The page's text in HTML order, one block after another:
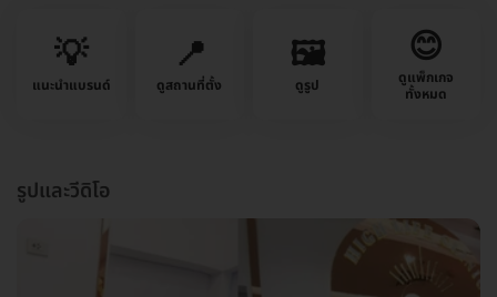
💡
แนะนำแบรนด์
📍
ดูสถานที่ตั้ง
🖼️
ดูรูป
😊
ดูแพ็กเกจ
ทั้งหมด
รูปและวีดิโอ